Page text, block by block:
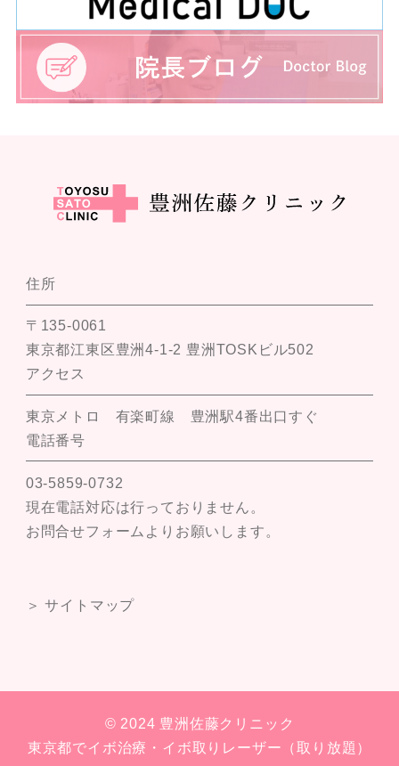
住所
〒135-0061
東京都江東区豊洲4-1-2 豊洲TOSKビル502
アクセス
東京メトロ 有楽町線 豊洲駅4番出口すぐ
電話番号
03-5859-0732
現在電話対応は行っておりません。
お問合せフォームよりお願いします。
＞ サイトマップ
© 2024 豊洲佐藤クリニック
東京都でイボ治療・イボ取りレーザー（取り放題）